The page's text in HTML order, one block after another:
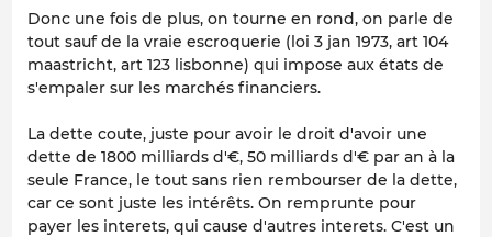
Donc une fois de plus, on tourne en rond, on parle de
tout sauf de la vraie escroquerie (loi 3 jan 1973, art 104
maastricht, art 123 lisbonne) qui impose aux états de
s'empaler sur les marchés financiers.
La dette coute, juste pour avoir le droit d'avoir une
dette de 1800 milliards d'€, 50 milliards d'€ par an à la
seule France, le tout sans rien rembourser de la dette,
car ce sont juste les intérêts. On remprunte pour
payer les interets, qui cause d'autres interets. C'est un